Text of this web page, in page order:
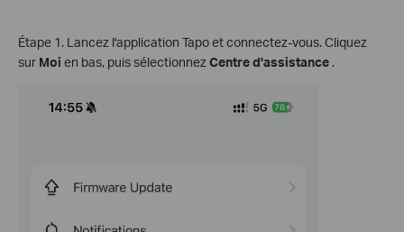
Étape 1. Lancez l'application Tapo et connectez-vous. Cliquez
sur Moi en bas, puis sélectionnez Centre d'assistance .